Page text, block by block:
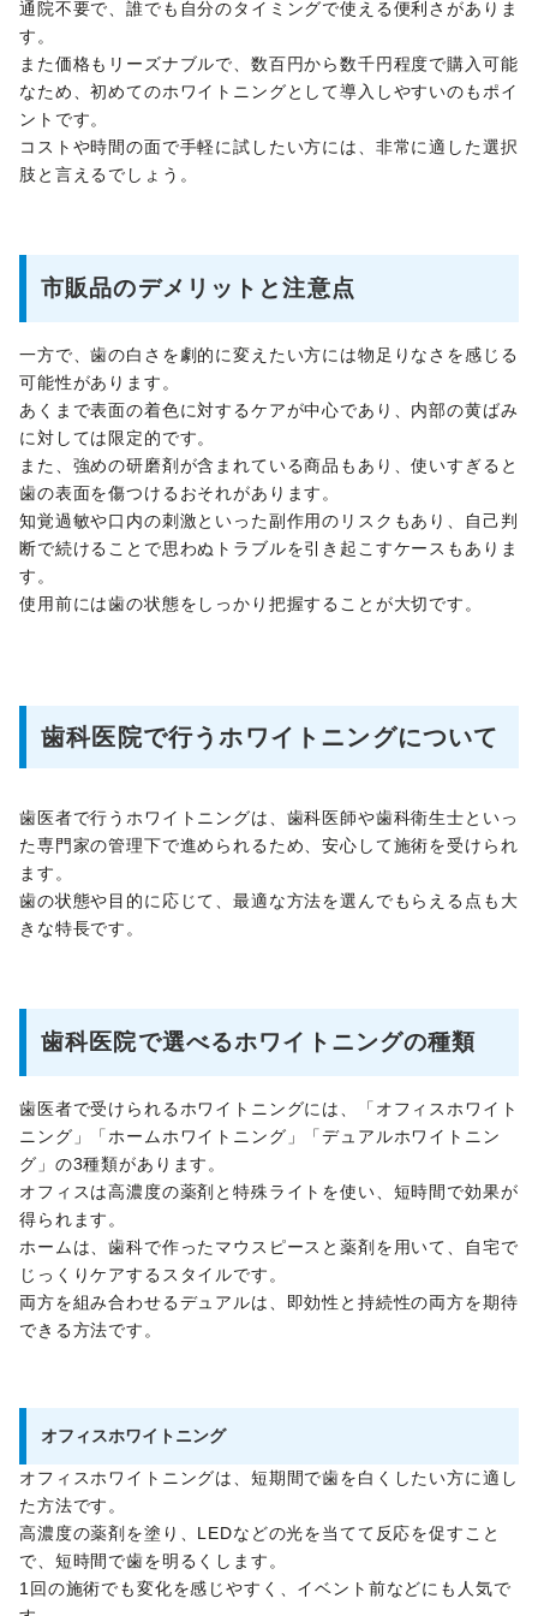
通院不要で、誰でも自分のタイミングで使える便利さがありま
す。
また価格もリーズナブルで、数百円から数千円程度で購入可能
なため、初めてのホワイトニングとして導入しやすいのもポイ
ントです。
コストや時間の面で手軽に試したい方には、非常に適した選択
肢と言えるでしょう。
市販品のデメリットと注意点
一方で、歯の白さを劇的に変えたい方には物足りなさを感じる
可能性があります。
あくまで表面の着色に対するケアが中心であり、内部の黄ばみ
に対しては限定的です。
また、強めの研磨剤が含まれている商品もあり、使いすぎると
歯の表面を傷つけるおそれがあります。
知覚過敏や口内の刺激といった副作用のリスクもあり、自己判
断で続けることで思わぬトラブルを引き起こすケースもありま
す。
使用前には歯の状態をしっかり把握することが大切です。
歯科医院で行うホワイトニングについて
歯医者で行うホワイトニングは、歯科医師や歯科衛生士といっ
た専門家の管理下で進められるため、安心して施術を受けられ
ます。
歯の状態や目的に応じて、最適な方法を選んでもらえる点も大
きな特長です。
歯科医院で選べるホワイトニングの種類
歯医者で受けられるホワイトニングには、「オフィスホワイト
ニング」「ホームホワイトニング」「デュアルホワイトニン
グ」の3種類があります。
オフィスは高濃度の薬剤と特殊ライトを使い、短時間で効果が
得られます。
ホームは、歯科で作ったマウスピースと薬剤を用いて、自宅で
じっくりケアするスタイルです。
両方を組み合わせるデュアルは、即効性と持続性の両方を期待
できる方法です。
オフィスホワイトニング
オフィスホワイトニングは、短期間で歯を白くしたい方に適し
た方法です。
高濃度の薬剤を塗り、LEDなどの光を当てて反応を促すこと
で、短時間で歯を明るくします。
1回の施術でも変化を感じやすく、イベント前などにも人気で